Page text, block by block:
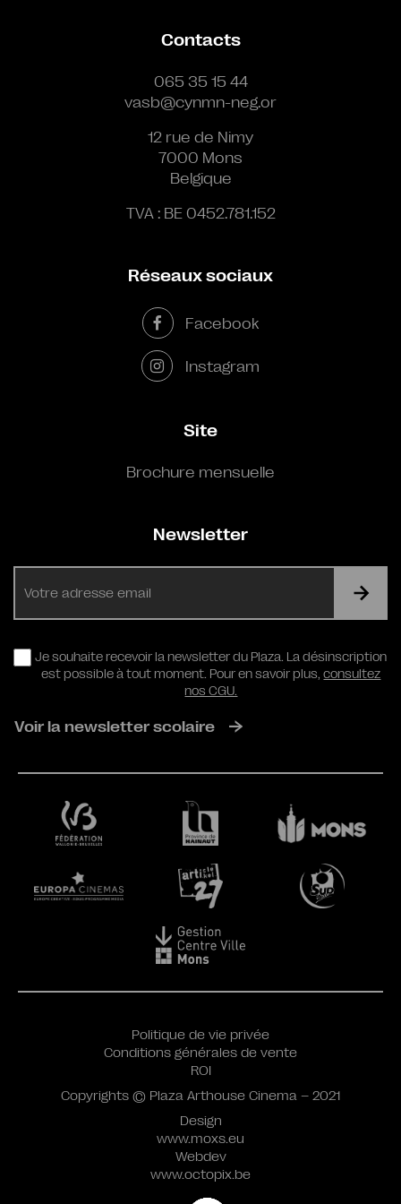
Contacts
065 35 15 44
vasb@cynmn-neg.or
12 rue de Nimy
7000 Mons
Belgique
TVA : BE 0452.781.152
Réseaux sociaux
Facebook
Instagram
Site
Brochure mensuelle
Newsletter
RGPD
Je souhaite recevoir la newsletter du Plaza. La désinscription
est possible à tout moment. Pour en savoir plus,consultez
nos CGU.
Voir la newsletter scolaire
Design
www.moxs.eu
Webdev
www.octopix.be
Politique de vie privée
Conditions générales de vente
ROI
Copyrights © Plaza Arthouse Cinema – 2021